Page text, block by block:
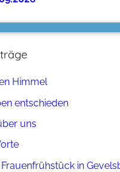
Himmel
entschieden
uns
in